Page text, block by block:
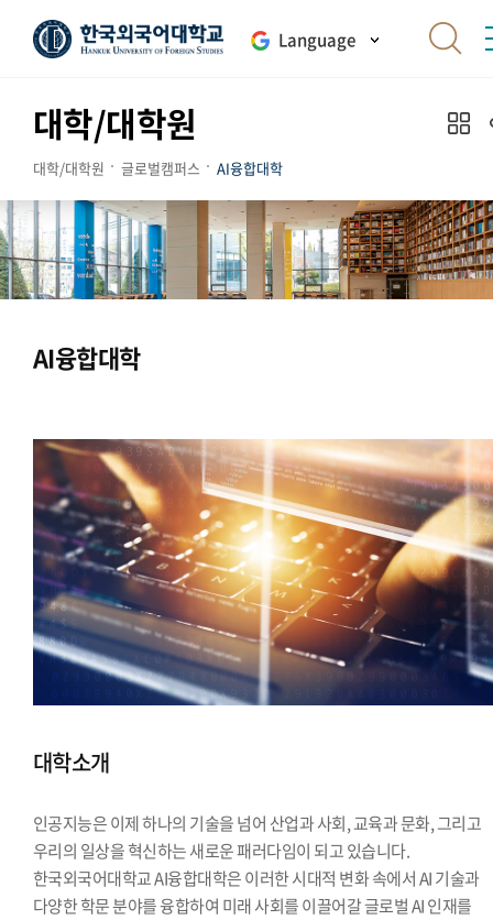
Language
대학/대학원
대학/대학원 글로벌캠퍼스 AI융합대학
AI융합대학
대학소개
인공지능은 이제 하나의 기술을 넘어 산업과 사회, 교육과 문화, 그리고
우리의 일상을 혁신하는 새로운 패러다임이 되고 있습니다.
한국외국어대학교 AI융합대학은 이러한 시대적 변화 속에서 AI 기술과
다양한 학문 분야를 융합하여 미래 사회를 이끌어갈 글로벌 AI 인재를